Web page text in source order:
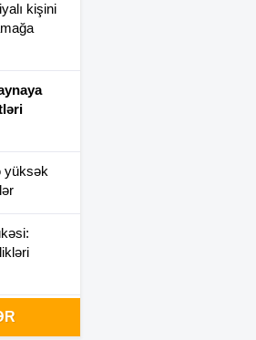
kişini
yüksək
meyiti